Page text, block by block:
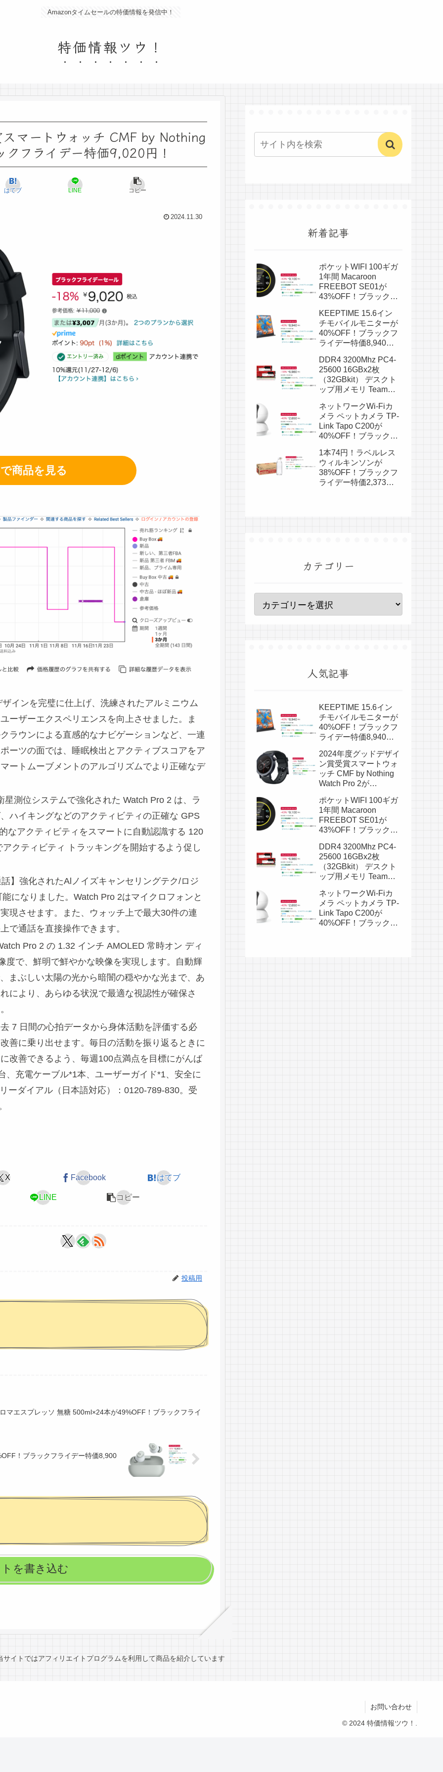
Amazonタイムセールの特価情報を発信中！
特価情報ツウ！
マートウォッチ CMF by Nothing
フライデー特価9,020円！
はてブ LINE コピー
2024.11.30
商品を見る
インを完璧に仕上げ、洗練されたアルミニウム
ーザーエクスペリエンスを向上させました。ま
ラウンによる直感的なナビゲーションなど、一連
ーツの面では、睡眠検出とアクティブスコアをア
ートムーブメントのアルゴリズムでより正確なデ
測位システムで強化された Watch Pro 2 は、ラ
ハイキングなどのアクティビティの正確な GPS
なアクティビティをスマートに自動認識する 120
クティビティ トラッキングを開始するよう促し
】強化されたAlノイズキャンセリングテク/ロジ
になりました。Watch Pro 2はマイクロフォンと
現させます。また、ウォッチ上で最大30件の連
で通話を直接操作できます。
Pro 2 の 1.32 インチ AMOLED 常時オン ディ
度で、鮮明で鮮やかな映像を実現します。自動輝
まぶしい太陽の光から暗闇の穏やかな光まで、あ
により、あらゆる状況で最適な視認性が確保さ
7 日間の心拍データから身体活動を評価する必
善に乗り出せます。毎日の活動を振り返るときに
改善できるよう、毎週100点満点を目標にがんば
、充電ケーブル*1本、ユーザーガイド*1、安全に
ーダイアル（日本語対応）：0120-789-830。受
X Facebook はてブ
LINE コピー
投稿用
マエスプレッソ 無糖 500ml×24本が49%OFF！ブラックフライ
！ブラックフライデー特価8,900
を書き込む
新着記事
ポケットWIFI 100ギガ
1年間 Macaroon
FREEBOT SE01が
43%OFF！ブラックフ
円！
KEEPTIME 15.6イン
チモバイルモニターが
40%OFF！ブラックフ
ライデー特価8,940
DDR4 3200Mhz PC4-
25600 16GBx2枚
（32GBkit） デスクト
ップ用メモリ Team
18%OFF！ブラックフ
ライデー特価6,980
円！
ネットワークWi-Fiカ
メラ ペットカメラ TP-
Link Tapo C200が
40%OFF！ブラックフ
円！
1本74円！ラベルレス
ウィルキンソンが
38%OFF！ブラックフ
ライデー特価2,373
カテゴリー
人気記事
KEEPTIME 15.6イン
チモバイルモニターが
40%OFF！ブラックフ
ライデー特価8,940
2024年度グッドデザイ
ン賞受賞スマートウォ
ッチ CMF by Nothing
Watch Pro 2が
ライデー特価9,020
円！
ポケットWIFI 100ギガ
1年間 Macaroon
FREEBOT SE01が
43%OFF！ブラックフ
円！
DDR4 3200Mhz PC4-
25600 16GBx2枚
（32GBkit） デスクト
ップ用メモリ Team
18%OFF！ブラックフ
ライデー特価6,980
円！
ネットワークWi-Fiカ
メラ ペットカメラ TP-
Link Tapo C200が
40%OFF！ブラックフ
サイトではアフィリエイトプログラムを利用して商品を紹介しています
お問い合わせ
© 2024 特価情報ツウ！.